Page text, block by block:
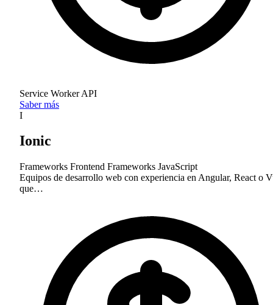
Service Worker API
Saber más
I
Ionic
Frameworks Frontend Frameworks JavaScript
Equipos de desarrollo web con experiencia en Angular, React o
que…